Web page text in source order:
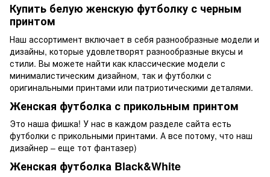
Купить белую женскую футболку с черным
принтом
Наш ассортимент включает в себя разнообразные модели и
дизайны, которые удовлетворят разнообразные вкусы и
стили. Вы можете найти как классические модели с
минималистическим дизайном, так и футболки с
оригинальными принтами или патриотическими деталями.
Женская футболка с прикольным принтом
Это наша фишка! У нас в каждом разделе сайта есть
футболки с прикольными принтами. А все потому, что наш
дизайнер – еще тот фантазер)
Женская футболка Black&White